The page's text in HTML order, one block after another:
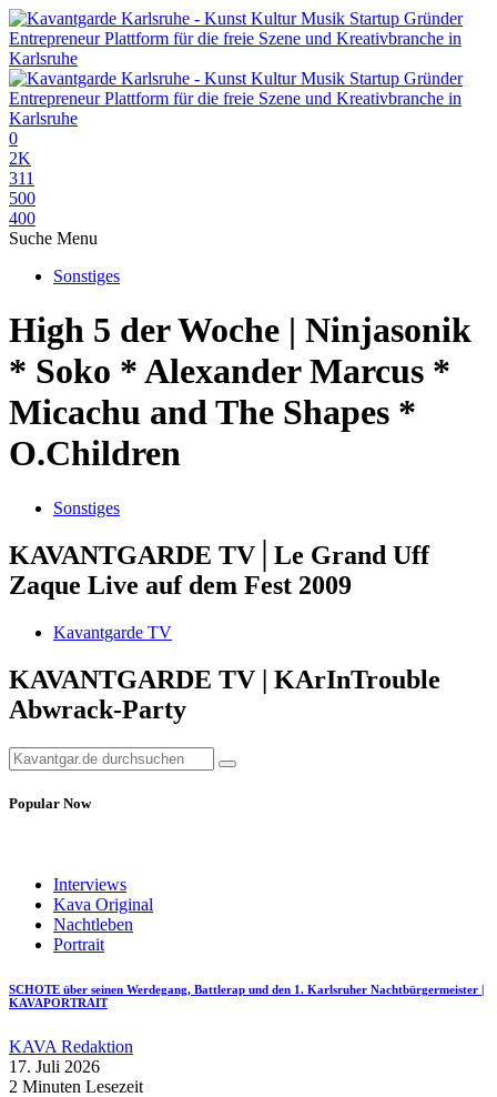
0
2K
311
500
400
Suche Menu
Sonstiges
High 5 der Woche | Ninjasonik
* Soko * Alexander Marcus *
Micachu and The Shapes *
O.Children
Sonstiges
KAVANTGARDE TV│Le Grand Uff
Zaque Live auf dem Fest 2009
Kavantgarde TV
KAVANTGARDE TV | KArInTrouble
Abwrack-Party
Popular Now
Interviews
Kava Original
Nachtleben
Portrait
SCHOTE über seinen Werdegang, Battlerap und den 1. Karlsruher Nachtbürgermeister |
KAVAPORTRAIT
KAVA Redaktion
17. Juli 2026
2 Minuten Lesezeit